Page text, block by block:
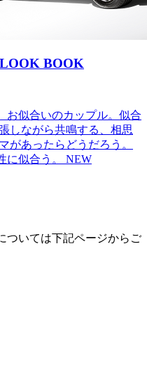
BOOK
お似合いのカップル。似合
しながら共鳴する、相思
があったらどうだろう。
に似合う。 NEW
ついては下記ページからご